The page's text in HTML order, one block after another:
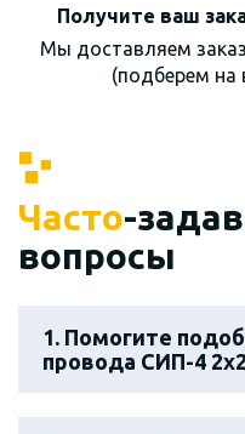
Получите ваш
Мы доставляем
(подберем на
Часто-
вопросы
1. Помогите
провода СИП-4